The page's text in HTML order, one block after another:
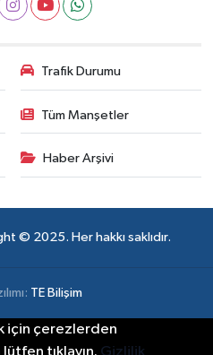
Trafik Durumu
Tüm Manşetler
Haber Arşivi
© 2025. Her hakkı saklıdır.
TE Bilişim
için çerezlerden